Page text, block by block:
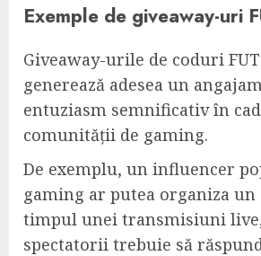
Exemple de giveaway-uri
Giveaway-urile de coduri FUT
generează adesea un
entuziasm semnificativ în
comunității de gaming.
De exemplu, un influencer
gaming ar putea organiza
timpul unei transmisiuni
spectatorii trebuie să